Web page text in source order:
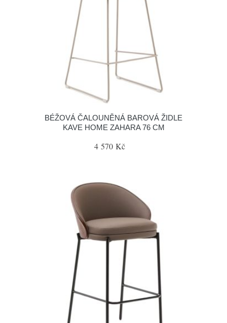
BÉŽOVÁ ČALOUNĚNÁ BAROVÁ ŽIDLE
KAVE HOME ZAHARA 76 CM
4 570 Kč